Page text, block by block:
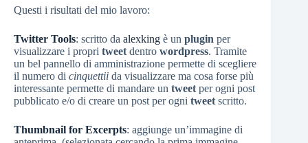
Questi i risultati del mio lavoro:
Twitter Tools: scritto da alexking è un plugin per
visualizzare i propri tweet dentro wordpress. Tramite
un bel pannello di amministrazione permette di scegliere
il numero di cinquettii da visualizzare ma cosa forse più
interessante permette di mandare un tweet per ogni post
pubblicato e/o di creare un post per ogni tweet scritto.
Thumbnail for Excerpts: aggiunge un’immagine di